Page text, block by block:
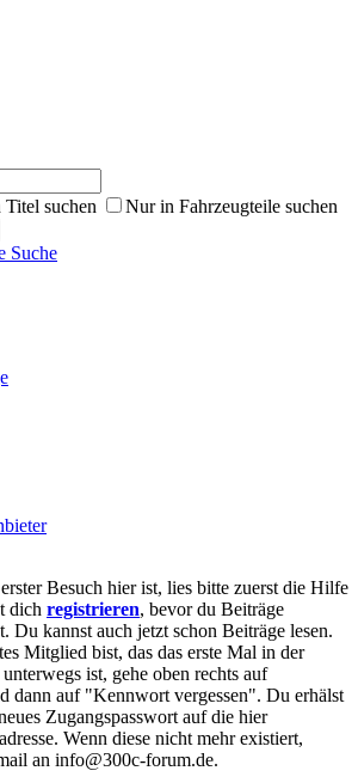
suchen Nur in Fahrzeugteile suchen
Suche
Besuch hier ist, lies bitte zuerst die Hilfe
dich registrieren, bevor du Beiträge
Du kannst auch jetzt schon Beiträge lesen.
Mitglied bist, das das erste Mal in der
ist, gehe oben rechts auf
dann auf "Kennwort vergessen". Du erhälst
Zugangspasswort auf die hier
Wenn diese nicht mehr existiert,
an info@300c-forum.de.